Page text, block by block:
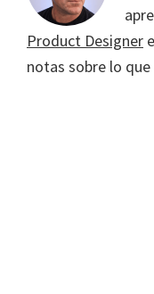
Product Designer
notas sobre lo